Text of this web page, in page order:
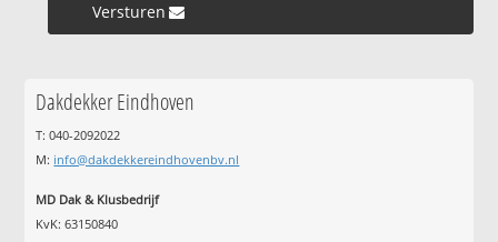
Versturen »
Dakdekker Eindhoven
T: 040-2092022
M: info@dakdekkereindhovenbv.nl
MD Dak & Klusbedrijf
KvK: 63150840